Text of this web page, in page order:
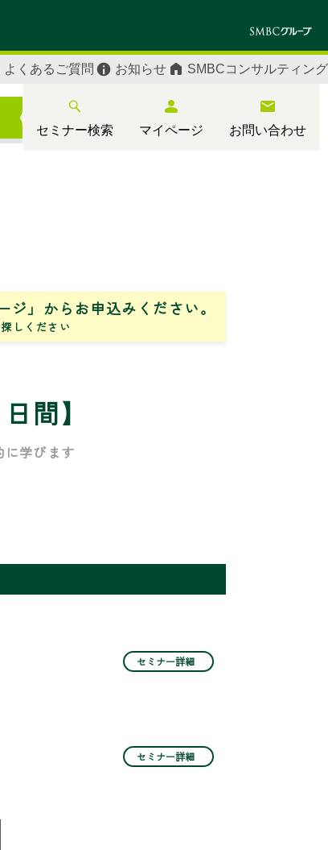
セミナー検索 マイページ お問い合わせ
よくあるご質問 お知らせ SMBCコンサルティング
ジ」からお申込みください。
しください
間】
に学びます
セミナー詳細
セミナー詳細